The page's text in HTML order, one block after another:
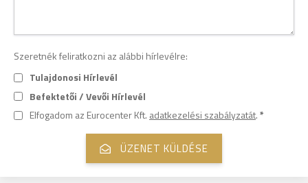
Szeretnék feliratkozni az alábbi hírlevélre:
Tulajdonosi Hírlevél
Befektetői / Vevői Hírlevél
Elfogadom az Eurocenter Kft. adatkezelési szabályzatát.*